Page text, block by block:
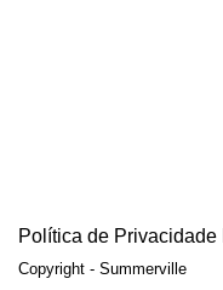
Política de Privacidade
Copyright - Summerville